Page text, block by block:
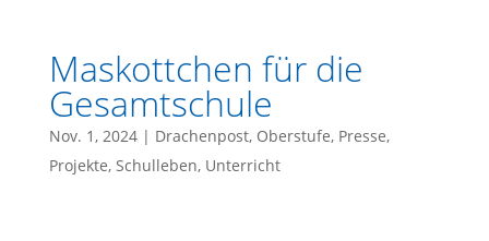
Maskottchen für die
Gesamtschule
Nov. 1, 2024| Drachenpost, Oberstufe, Presse,
Projekte, Schulleben, Unterricht